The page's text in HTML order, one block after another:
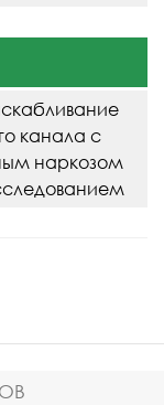
канала с
наркозом